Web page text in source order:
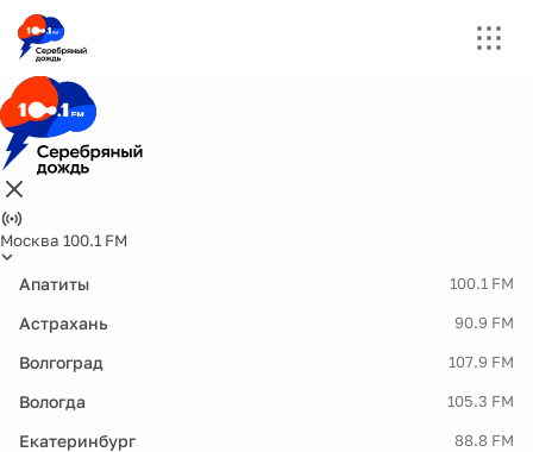
Москва 100.1 FM
Апатиты 100.1 FM
Астрахань 90.9 FM
Волгоград 107.9 FM
Вологда 105.3 FM
Екатеринбург 88.8 FM